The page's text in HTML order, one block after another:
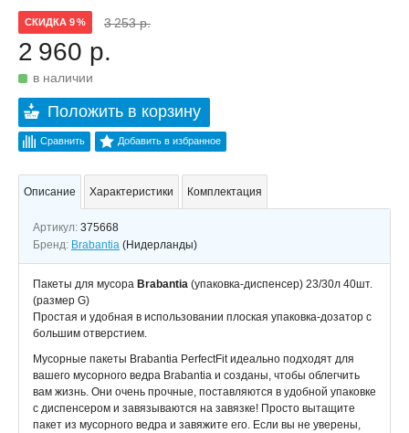
СКИДКА 9 % 3 253 р.
2 960 р.
в наличии
Положить в корзину
Сравнить Добавить в избранное
Описание Характеристики Комплектация
Артикул: 375668
Бренд: Brabantia (Нидерланды)
Пакеты для мусора Brabantia (упаковка-диспенсер) 23/30л 40шт.
(размер G)
Простая и удобная в использовании плоская упаковка-дозатор с
большим отверстием.
Мусорные пакеты Brabantia PerfectFit идеально подходят для
вашего мусорного ведра Brabantia и созданы, чтобы облегчить
вам жизнь. Они очень прочные, поставляются в удобной упаковке
с диспенсером и завязываются на завязке! Просто вытащите
пакет из мусорного ведра и завяжите его. Если вы не уверены,